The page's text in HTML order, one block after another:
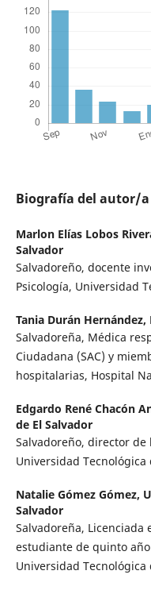
Biografía del autor/a
Marlon Elías Lobos
Salvador
Salvadoreño, docente
Psicología, Universidad
Tania Durán Hernández,
Salvadoreña, Médica
Ciudadana (SAC) y
hospitalarias, Hospital
Edgardo René Chacón
de El Salvador
Salvadoreño, director de
Universidad Tecnológica
Natalie Gómez Gómez,
Salvador
Salvadoreña, Licenciada
estudiante de quinto
Universidad Tecnológica